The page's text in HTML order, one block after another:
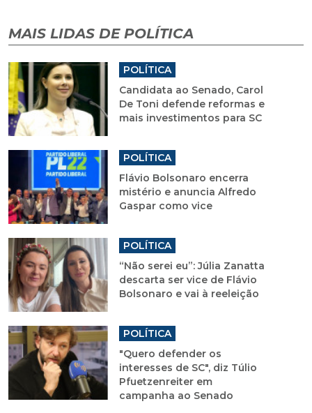
MAIS LIDAS DE POLÍTICA
POLÍTICA
Candidata ao Senado, Carol
De Toni defende reformas e
mais investimentos para SC
POLÍTICA
Flávio Bolsonaro encerra
mistério e anuncia Alfredo
Gaspar como vice
POLÍTICA
“Não serei eu”: Júlia Zanatta
descarta ser vice de Flávio
Bolsonaro e vai à reeleição
POLÍTICA
"Quero defender os
interesses de SC", diz Túlio
Pfuetzenreiter em
campanha ao Senado